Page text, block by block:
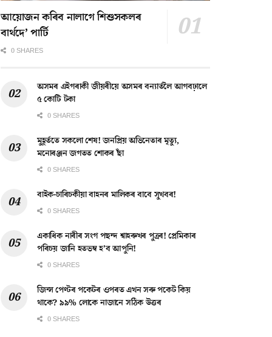
আয়োজন কৰিব নালাগে শিশুসকলৰ
বাৰ্থদে’ পাৰ্টি
0 SHARES
অসমৰ এইগৰাকী জীয়ৰীয়ে অসমৰ বন্যাৰ্তলৈ আগবঢ়ালে
৫ কোটি টকা
0 SHARES
মুহূৰ্ততে সকলো শেষ! জনপ্ৰিয় অভিনেতাৰ মৃত্যু,
মনোৰঞ্জন জগতত শোকৰ ছাঁ
0 SHARES
বাইক-চাৰিচকীয়া বাহনৰ মালিকৰ বাবে সুখবৰ!
0 SHARES
একাধিক নাৰীৰ সংগ পছন্দ শ্বাহৰুখৰ পুত্ৰৰ! প্ৰেমিকাৰ
পৰিচয় জানি হতভম্ব হ’ব আপুনি!
0 SHARES
জিন্স পেণ্টৰ পকেটৰ ওপৰত এখন সৰু পকেট কিয়
থাকে? ৯৯% লোকে নাজানে সঠিক উত্তৰ
0 SHARES